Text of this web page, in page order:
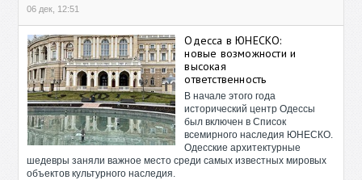
06 дек, 12:51
Одесса в ЮНЕСКО:
новые возможности и
высокая
ответственность
В начале этого года
исторический центр Одессы
был включен в Список
всемирного наследия ЮНЕСКО.
Одесские архитектурные
шедевры заняли важное место среди самых известных мировых
объектов культурного наследия.